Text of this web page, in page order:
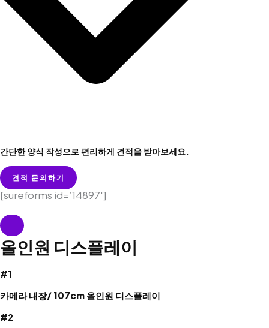
간단한 양식 작성으로 편리하게 견적을 받아보세요.
견적 문의하기
[sureforms id=’14897′]
올인원 디스플레이
#1
카메라 내장/ 107cm 올인원 디스플레이
#2